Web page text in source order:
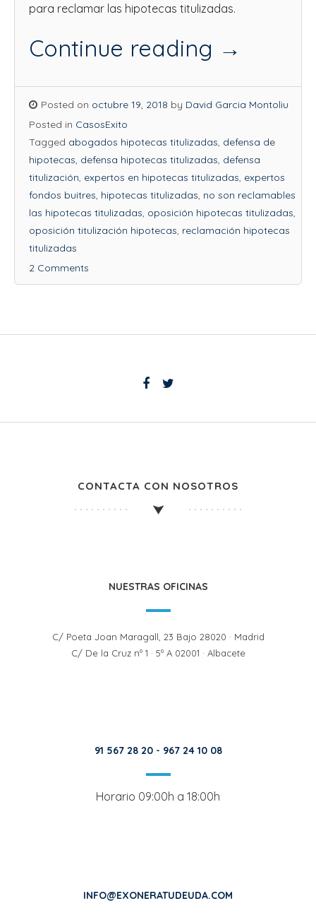
para reclamar las hipotecas titulizadas.
Continue reading →
Posted on octubre 19, 2018 by David Garcia Montoliu
Posted in CasosExito
Tagged abogados hipotecas titulizadas, defensa de
hipotecas, defensa hipotecas titulizadas, defensa
titulización, expertos en hipotecas titulizadas, expertos
fondos buitres, hipotecas titulizadas, no son reclamables
las hipotecas titulizadas, oposición hipotecas titulizadas,
oposición titulización hipotecas, reclamación hipotecas
titulizadas
2 Comments
CONTACTA CON NOSOTROS
NUESTRAS OFICINAS
C/ Poeta Joan Maragall, 23 Bajo 28020 · Madrid
C/ De la Cruz nº 1 · 5º A 02001 · Albacete
91 567 28 20- 967 24 10 08
Horario 09:00h a 18:00h
INFO@EXONERATUDEUDA.COM